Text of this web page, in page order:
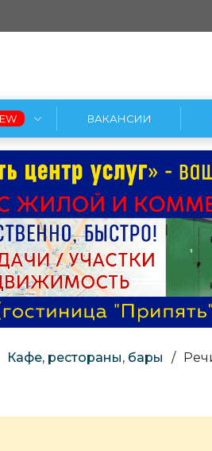
ВАКАНСИИ
Кафе, рестораны, бары /